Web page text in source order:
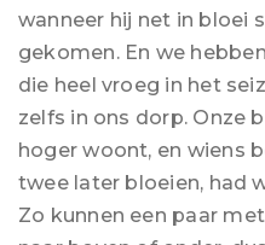
wanneer hij net in bloei
gekomen. En we
die heel vroeg in het
zelfs in ons dorp. Onze
hoger woont, en wiens
twee later bloeien, had
Zo kunnen een paar